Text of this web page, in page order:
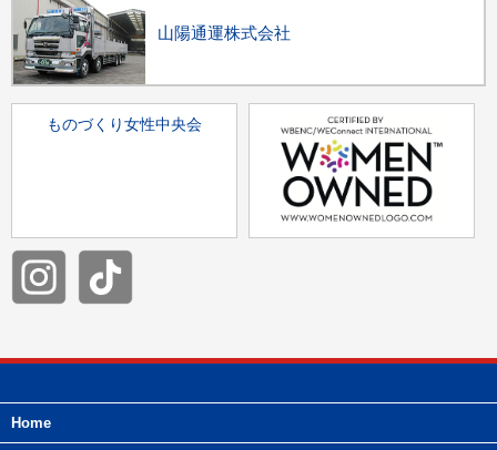
山陽通運株式会社
ものづくり女性中央会
Home